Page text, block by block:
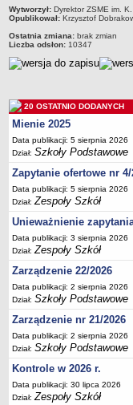
Wielofunkcyjna
SPECJALNE OŚRODKI
Specjalny Ośrodek nr 1
Specjalny Ośrodek nr
Dane podstawowe
Statut
Majątek
Godziny dyżurów
Ogłoszenie
Zarządzenia
Kontrole
Rejestry, ewidencje,
Sprawozdania
Deklaracja dostępności
PORADNIE
Zespół Poradni
BIURO FINANSÓW OŚWIATY
Dane podstawowe
Majątek
metryczka
Wytworzył: Dyrektor ZSME im.
Opublikował: Krzysztof
Ostatnia zmiana: brak zmian
Liczba odsłon: 10347
20 OSTATNIO DODANYCH
Mienie 2025
Data publikacji: 5 sierpnia 2026
Dział:Szkoły Podstawowe
Zapytanie ofertowe nr 4/
Data publikacji: 5 sierpnia 2026
Dział:Zespoły Szkół
Unieważnienie
Data publikacji: 3 sierpnia 2026
Dział:Zespoły Szkół
Zarządzenie 22/2026
Data publikacji: 2 sierpnia 2026
Dział:Szkoły Podstawowe
Zarządzenie nr 21/2026
Data publikacji: 2 sierpnia 2026
Dział:Szkoły Podstawowe
Kontrole w 2026 r.
Data publikacji: 30 lipca 2026
Dział:Zespoły Szkół